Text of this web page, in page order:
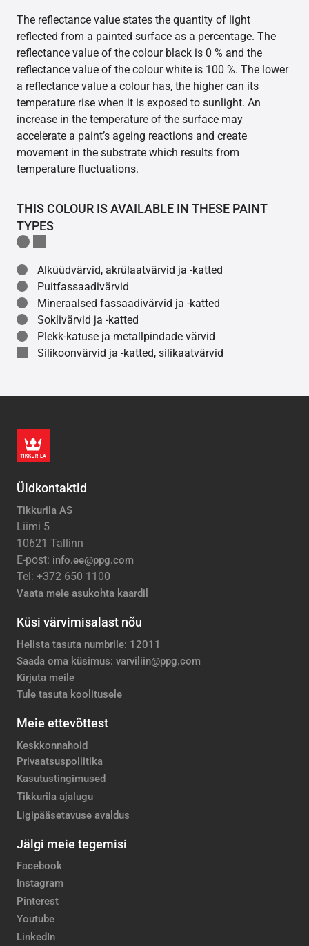
The reflectance value states the quantity of light
reflected from a painted surface as a percentage. The
reflectance value of the colour black is 0 % and the
reflectance value of the colour white is 100 %. The lower
a reflectance value a colour has, the higher can its
temperature rise when it is exposed to sunlight. An
increase in the temperature of the surface may
accelerate a paint’s ageing reactions and create
movement in the substrate which results from
temperature fluctuations.
THIS COLOUR IS AVAILABLE IN THESE PAINT
TYPES
Alküüdvärvid, akrülaatvärvid ja -katted
Puitfassaadivärvid
Mineraalsed fassaadivärvid ja -katted
Soklivärvid ja -katted
Plekk-katuse ja metallpindade värvid
Silikoonvärvid ja -katted, silikaatvärvid
Üldkontaktid
Tikkurila AS
Liimi 5
10621 Tallinn
E-post: info.ee@ppg.com
Tel: +372 650 1100
Vaata meie asukohta kaardil
Küsi värvimisalast nõu
Helista tasuta numbrile: 12011
Saada oma küsimus: varviliin@ppg.com
Kirjuta meile
Tule tasuta koolitusele
Meie ettevõttest
Keskkonnahoid
Privaatsuspoliitika
Kasutustingimused
Tikkurila ajalugu
Ligipääsetavuse avaldus
Jälgi meie tegemisi
Facebook
Instagram
Pinterest
Youtube
LinkedIn